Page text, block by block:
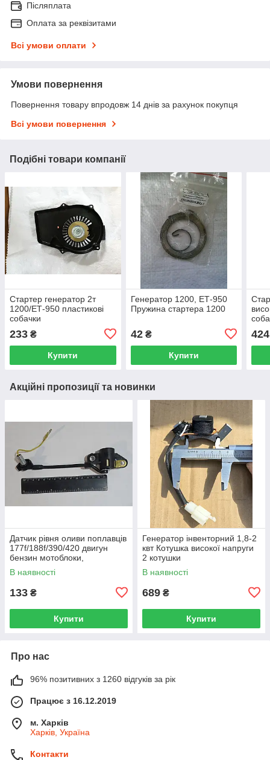
Післяплата
Оплата за реквізитами
Всі умови оплати
Умови повернення
Повернення товару впродовж 14 днів за рахунок покупця
Всі умови повернення
Подібні товари компанії
Стартер генератор 2т
1200/ЕТ-950 пластикові
собачки
233 ₴
Купити
Генератор 1200, ЕТ-950
Пружина стартера 1200
42₴
Купити
424
Акційні пропозиції та новинки
Датчик рівня оливи поплавців
177f/188f/390/420 двигун
бензин мотоблоки,
генератори, мотопомпа,
віброплита
В наявності
133 ₴
Купити
Генератор інвенторний 1,8-2
квт Котушка високої напруги
2 котушки
В наявності
689 ₴
Купити
Про нас
96% позитивних з 1260 відгуків за рік
Працює з 16.12.2019
м. Харків
Харків, Україна
Контакти